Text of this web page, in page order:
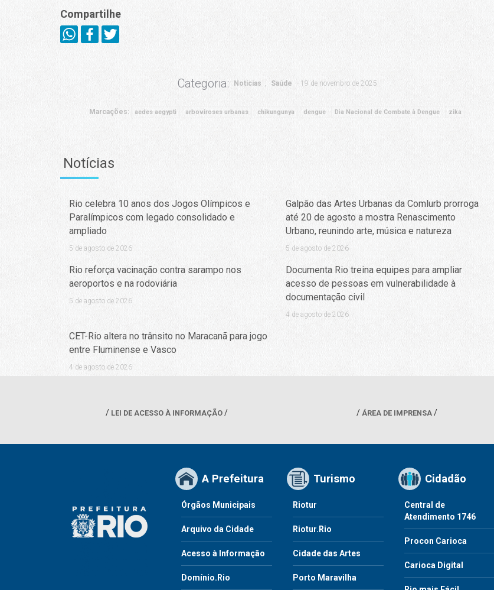
Compartilhe
Categoria: Notícias Saúde 19 de novembro de 2025
Marcações: aedes aegypti arboviroses urbanas chikungunya dengue Dia Nacional de Combate à Dengue zika
Notícias
Rio celebra 10 anos dos Jogos Olímpicos e
Paralímpicos com legado consolidado e
ampliado
5 de agosto de 2026
Galpão das Artes Urbanas da Comlurb prorroga
até 20 de agosto a mostra Renascimento
Urbano, reunindo arte, música e natureza
5 de agosto de 2026
Rio reforça vacinação contra sarampo nos
aeroportos e na rodoviária
5 de agosto de 2026
Documenta Rio treina equipes para ampliar
acesso de pessoas em vulnerabilidade à
documentação civil
4 de agosto de 2026
CET-Rio altera no trânsito no Maracanã para jogo
entre Fluminense e Vasco
4 de agosto de 2026
LEI DE ACESSO À INFORMAÇÃO ÁREA DE IMPRENSA
A Prefeitura
Órgãos Municipais
Arquivo da Cidade
Acesso à Informação
Domínio.Rio
Turismo
Riotur
Riotur.Rio
Cidade das Artes
Porto Maravilha
Cidadão
Central de
Atendimento 1746
Procon Carioca
Carioca Digital